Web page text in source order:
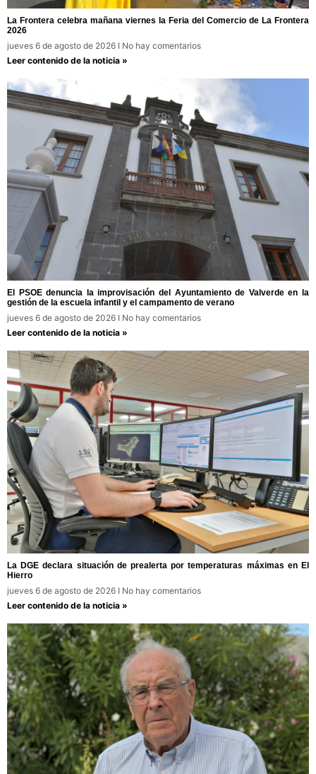
La Frontera celebra mañana viernes la Feria del Comercio de La Frontera
2026
jueves 6 de agosto de 2026
No hay comentarios
Leer contenido de la noticia »
El PSOE denuncia la improvisación del Ayuntamiento de Valverde en la
gestión de la escuela infantil y el campamento de verano
jueves 6 de agosto de 2026
No hay comentarios
Leer contenido de la noticia »
La DGE declara situación de prealerta por temperaturas máximas en El
Hierro
jueves 6 de agosto de 2026
No hay comentarios
Leer contenido de la noticia »